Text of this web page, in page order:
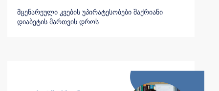
მცენარეული კვების უპირატესობები შაქრიანი
დიაბეტის მართვის დროს